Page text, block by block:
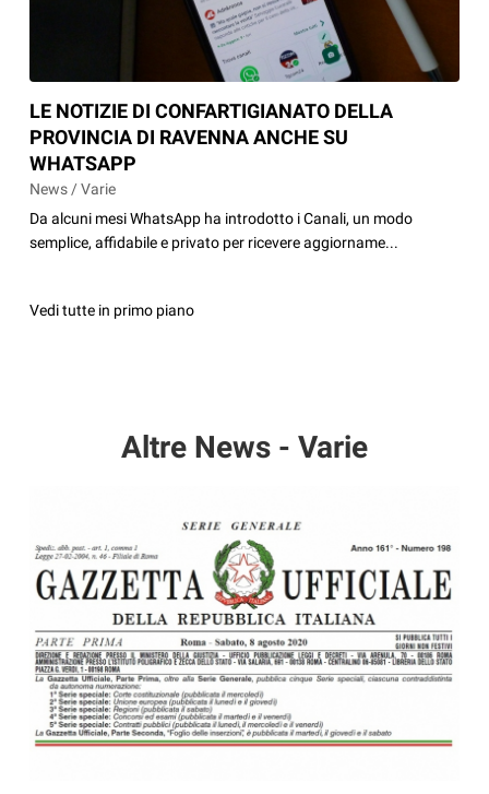
LE NOTIZIE DI CONFARTIGIANATO DELLA
PROVINCIA DI RAVENNA ANCHE SU
WHATSAPP
News / Varie
Da alcuni mesi WhatsApp ha introdotto i Canali, un modo
semplice, affidabile e privato per ricevere aggiorname...
Vedi tutte in primo piano
Altre News - Varie